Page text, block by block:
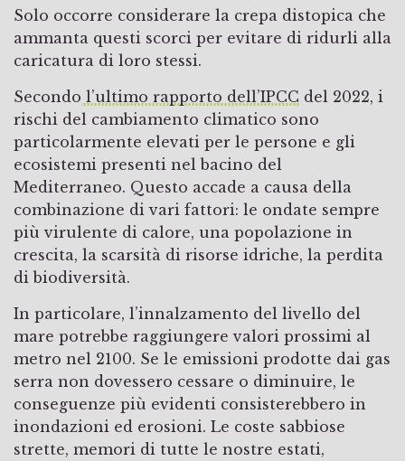
Solo occorre considerare la crepa distopica che
ammanta questi scorci per evitare di ridurli alla
caricatura di loro stessi.
Secondo l’ultimo rapporto dell’IPCC del 2022, i
rischi del cambiamento climatico sono
particolarmente elevati per le persone e gli
ecosistemi presenti nel bacino del
Mediterraneo. Questo accade a causa della
combinazione di vari fattori: le ondate sempre
più virulente di calore, una popolazione in
crescita, la scarsità di risorse idriche, la perdita
di biodiversità.
In particolare, l’innalzamento del livello del
mare potrebbe raggiungere valori prossimi al
metro nel 2100. Se le emissioni prodotte dai gas
serra non dovessero cessare o diminuire, le
conseguenze più evidenti consisterebbero in
inondazioni ed erosioni. Le coste sabbiose
strette, memori di tutte le nostre estati,